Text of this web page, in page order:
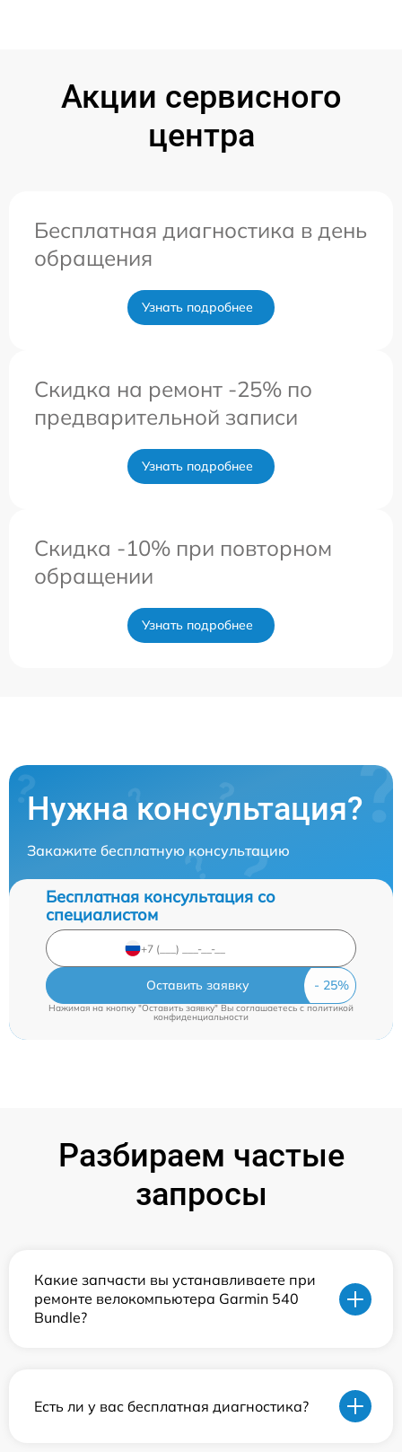
Акции сервисного
центра
Бесплатная диагностика в день
обращения
Узнать подробнее
Скидка на ремонт -25% по
предварительной записи
Узнать подробнее
Скидка -10% при повторном
обращении
Узнать подробнее
Нужна консультация?
Закажите бесплатную консультацию
Бесплатная консультация со
специалистом
Оставить заявку
Нажимая на кнопку "Оставить заявку" Вы соглашаетесь cполитикой
конфиденциальности
Разбираем частые
запросы
Какие запчасти вы устанавливаете при
ремонте велокомпьютера Garmin 540
Bundle?
Есть ли у вас бесплатная диагностика?